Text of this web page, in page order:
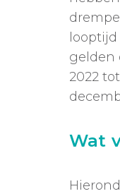
gelden
2022
Wat